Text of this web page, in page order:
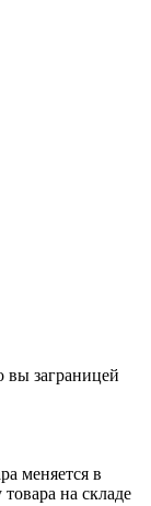
вы заграницей
меняется в
на складе